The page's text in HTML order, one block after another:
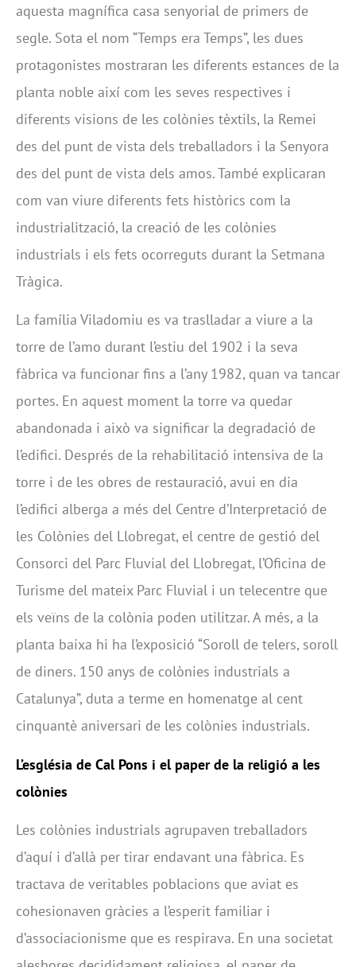
aquesta magnífica casa senyorial de primers de
segle. Sota el nom “Temps era Temps”, les dues
protagonistes mostraran les diferents estances de la
planta noble així com les seves respectives i
diferents visions de les colònies tèxtils, la Remei
des del punt de vista dels treballadors i la Senyora
des del punt de vista dels amos. També explicaran
com van viure diferents fets històrics com la
industrialització, la creació de les colònies
industrials i els fets ocorreguts durant la Setmana
Tràgica.
La família Viladomiu es va traslladar a viure a la
torre de l’amo durant l’estiu del 1902 i la seva
fàbrica va funcionar fins a l’any 1982, quan va tancar
portes. En aquest moment la torre va quedar
abandonada i això va significar la degradació de
l’edifici. Després de la rehabilitació intensiva de la
torre i de les obres de restauració, avui en dia
l’edifici alberga a més del Centre d’Interpretació de
les Colònies del Llobregat, el centre de gestió del
Consorci del Parc Fluvial del Llobregat, l’Oficina de
Turisme del mateix Parc Fluvial i un telecentre que
els veïns de la colònia poden utilitzar. A més, a la
planta baixa hi ha l’exposició “Soroll de telers, soroll
de diners. 150 anys de colònies industrials a
Catalunya”, duta a terme en homenatge al cent
cinquantè aniversari de les colònies industrials.
L’església de Cal Pons i el paper de la religió a les
colònies
Les colònies industrials agrupaven treballadors
d’aquí i d’allà per tirar endavant una fàbrica. Es
tractava de veritables poblacions que aviat es
cohesionaven gràcies a l’esperit familiar i
d’associacionisme que es respirava. En una societat